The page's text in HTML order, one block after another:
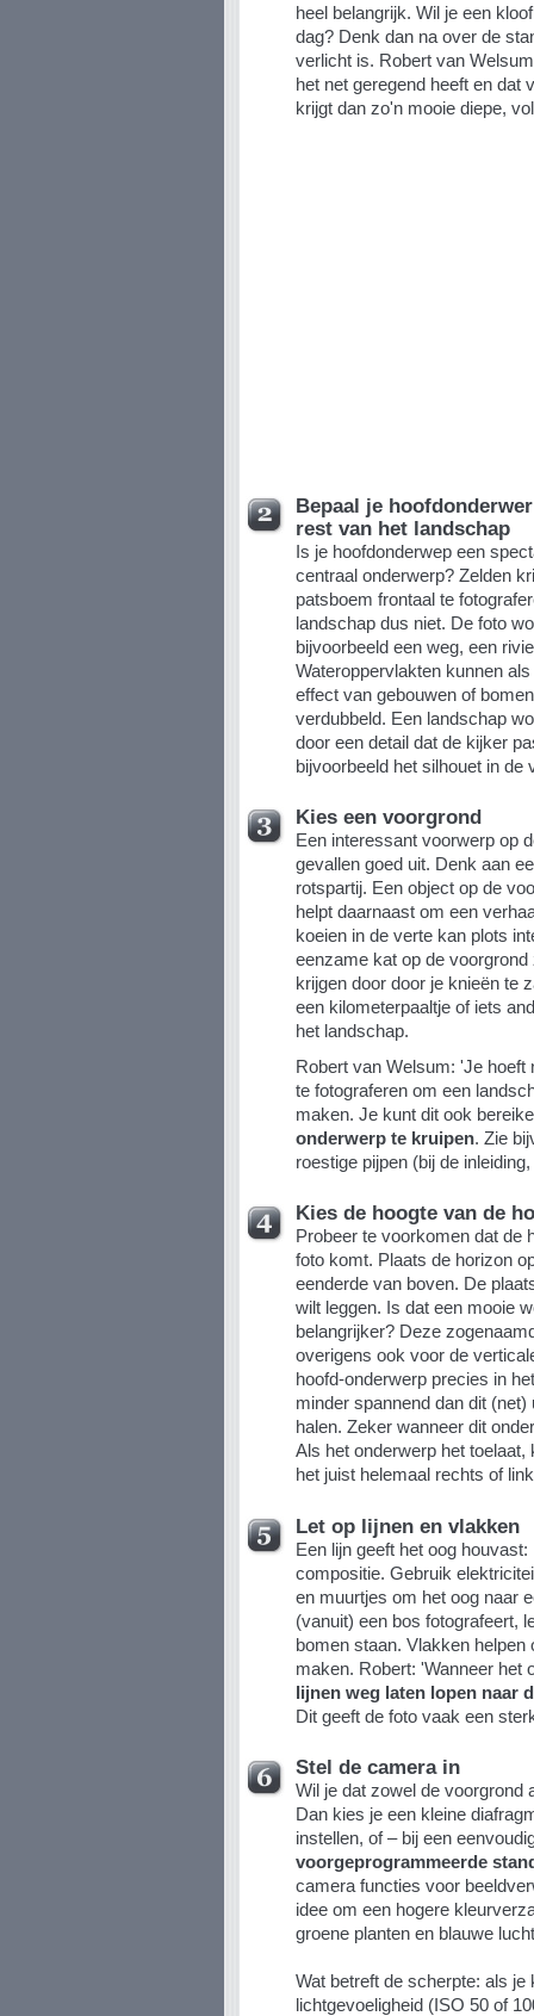
heel belangrijk. Wil je een
dag? Denk dan na over de
verlicht is. Robert van
het net geregend heeft en dat
krijgt dan zo'n mooie diepe,
Bepaal je
rest van het landschap
Is je hoofdonderwep een
centraal onderwerp? Zelden
patsboem frontaal te
landschap dus niet. De foto
bijvoorbeeld een weg, een
Wateroppervlakten kunnen
effect van gebouwen of
verdubbeld. Een landschap
door een detail dat de kijker
bijvoorbeeld het silhouet in de
Kies een voorgrond
Een interessant voorwerp op
gevallen goed uit. Denk aan
rotspartij. Een object op de
helpt daarnaast om een
koeien in de verte kan plots
eenzame kat op de
krijgen door door je knieën te
een kilometerpaaltje of iets
het landschap.
Robert van Welsum: 'Je hoeft
te fotograferen om een
maken. Je kunt dit ook
onderwerp te kruipen. Zie
roestige pijpen (bij de
Kies de hoogte van de
Probeer te voorkomen dat de
foto komt. Plaats de horizon
eenderde van boven. De
wilt leggen. Is dat een mooie
belangrijker? Deze
overigens ook voor de
hoofd-onderwerp precies in
minder spannend dan dit
halen. Zeker wanneer dit
Als het onderwerp het
het juist helemaal rechts of
Let op lijnen en vlakken
Een lijn geeft het oog
compositie. Gebruik
en muurtjes om het oog naar
(vanuit) een bos fotografeert,
bomen staan. Vlakken
maken. Robert: 'Wanneer het
lijnen weg laten lopen naar
Dit geeft de foto vaak een
Stel de camera in
Wil je dat zowel de voorgrond
Dan kies je een kleine
instellen, of – bij een
voorgeprogrammeerde
camera functies voor
idee om een hogere
groene planten en blauwe
Wat betreft de scherpte: als je
lichtgevoeligheid (ISO 50 of